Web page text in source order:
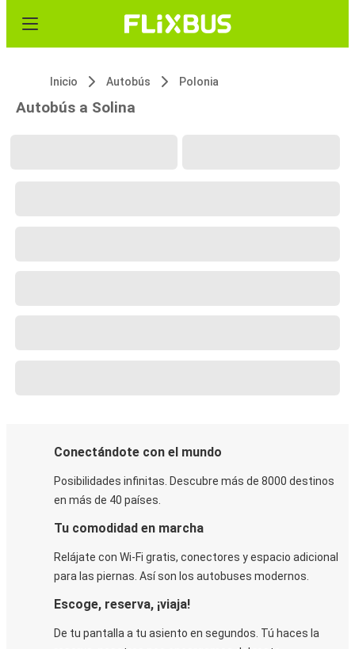
Inicio Autobús Polonia
Autobús a Solina
Conectándote con el mundo
Posibilidades infinitas. Descubre más de 8000 destinos
en más de 40 países.
Tu comodidad en marcha
Relájate con Wi-Fi gratis, conectores y espacio adicional
para las piernas. Así son los autobuses modernos.
Escoge, reserva, ¡viaja!
De tu pantalla a tu asiento en segundos. Tú haces la